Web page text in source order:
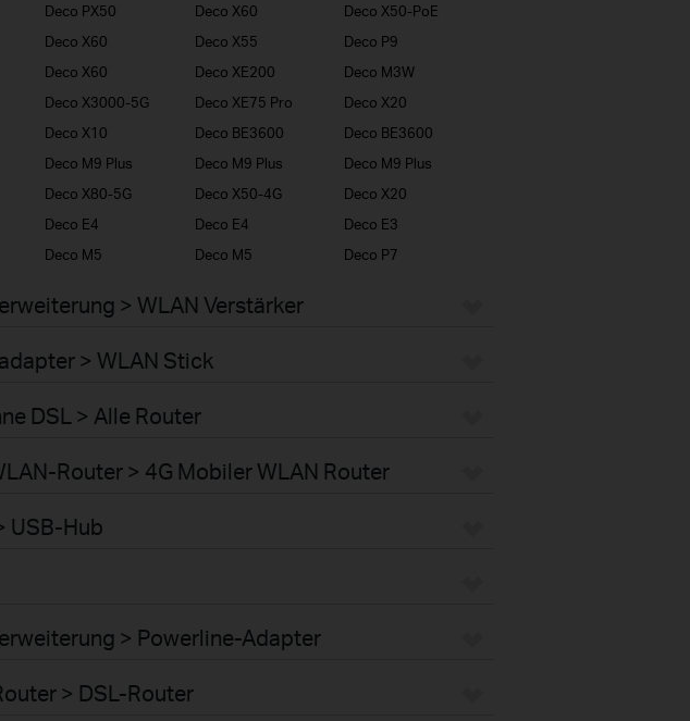
Deco PX50 Deco X60
Deco X50-PoE
Deco X60 Deco X55
Deco P9
Deco X60 Deco XE200
Deco M3W
Deco X3000-5G Deco XE75 Pro
Deco X20
Deco X10 Deco BE3600
Deco BE3600
Deco M9 Plus Deco M9 Plus
Deco M9 Plus
Deco X80-5G Deco X50-4G
Deco X20
Deco E4 Deco E4
Deco E3
Deco M5 Deco M5 Deco P7
> WLAN Verstärker
> WLAN Stick
DSL > Alle Router
Router > 4G Mobiler WLAN Router
USB-Hub
> Powerline-Adapter
> DSL-Router